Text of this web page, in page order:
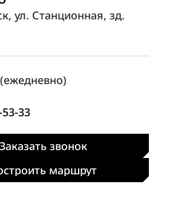
ул. Станционная, зд.
33
Заказать звонок
маршрут